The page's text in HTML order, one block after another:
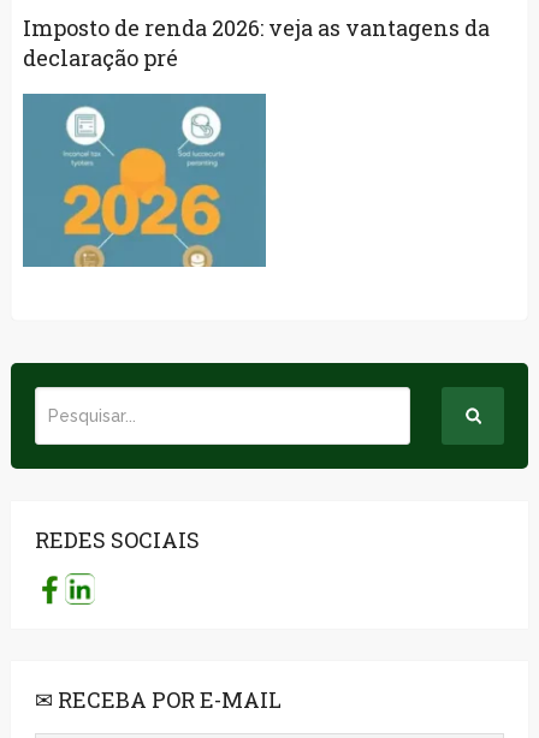
Imposto de renda 2026: veja as vantagens da
declaração pré
REDES SOCIAIS
✉ RECEBA POR E-MAIL